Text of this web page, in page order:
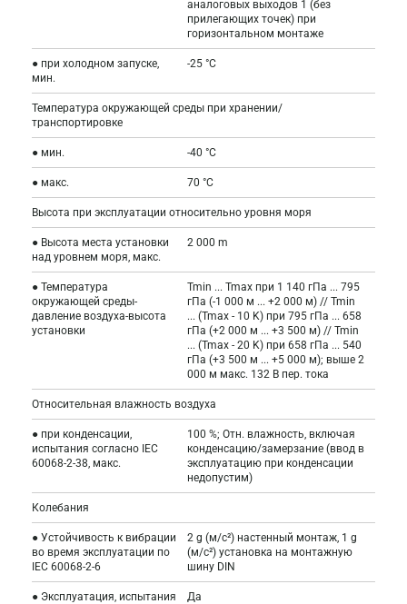
аналоговых выходов 1 (без
прилегающих точек) при
горизонтальном монтаже
● при холодном запуске,
мин.
-25 °C
Температура окружающей среды при хранении/
транспортировке
● мин. -40 °C
● макс. 70 °C
Высота при эксплуатации относительно уровня моря
● Высота места установки
над уровнем моря, макс.
2 000 m
● Температура
окружающей среды-
давление воздуха-высота
установки
Tmin ... Tmax при 1 140 гПа ... 795
гПа (-1 000 м ... +2 000 м) // Tmin
... (Tmax - 10 K) при 795 гПа ... 658
гПа (+2 000 м ... +3 500 м) // Tmin
... (Tmax - 20 K) при 658 гПа ... 540
гПа (+3 500 м ... +5 000 м); выше 2
000 м макс. 132 В пер. тока
Относительная влажность воздуха
● при конденсации,
испытания согласно IEC
60068-2-38, макс.
100 %; Отн. влажность, включая
конденсацию/замерзание (ввод в
эксплуатацию при конденсации
недопустим)
Колебания
● Устойчивость к вибрации
во время эксплуатации по
IEC 60068-2-6
2 g (м/с²) настенный монтаж, 1 g
(м/с²) установка на монтажную
шину DIN
● Эксплуатация, испытания Да